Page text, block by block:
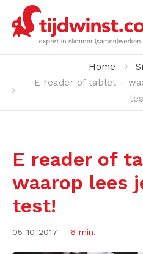
Home
E reader of tablet –
E reader of
waarop lees
test!
05-10-2017 6 min.